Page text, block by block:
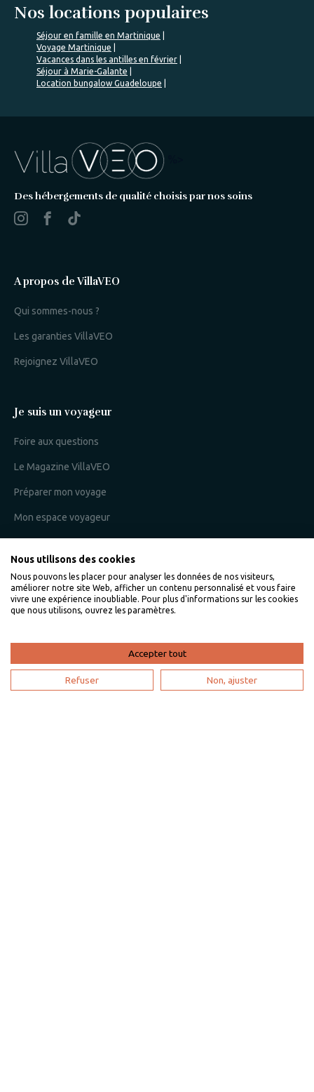
Nos locations populaires
Séjour en famille en Martinique
Voyage Martinique
Vacances dans les antilles en février
Séjour à Marie-Galante
Location bungalow Guadeloupe
Des hébergements de qualité choisis par nos soins
A propos de VillaVEO
Qui sommes-nous ?
Les garanties VillaVEO
Rejoignez VillaVEO
Je suis un voyageur
Foire aux questions
Le Magazine VillaVEO
Préparer mon voyage
Mon espace voyageur
L'expertise VillaVEO
Mon espace propriétaire
Nous utilisons des cookies
Nous pouvons les placer pour analyser les données de nos visiteurs,
améliorer notre site Web, afficher un contenu personnalisé et vous faire
vivre une expérience inoubliable. Pour plus d'informations sur les cookies
que nous utilisons, ouvrez les paramètres.
Accepter tout
Refuser Non, ajuster